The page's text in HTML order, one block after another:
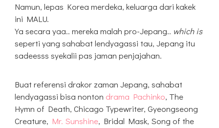
Namun, lepas Korea merdeka, keluarga dari kakek
ini MALU.
Ya secara yaa.. mereka malah pro-Jepang.. which is
seperti yang sahabat lendyagassi tau, Jepang itu
sadeesss syekalii pas jaman penjajahan.
Buat referensi drakor zaman Jepang, sahabat
lendyagassi bisa nonton drama Pachinko, The
Hymn of Death, Chicago Typewriter, Gyeongseong
Creature, Mr. Sunshine, Bridal Mask, Song of the